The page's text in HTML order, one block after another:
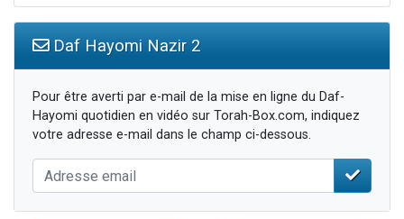
Daf Hayomi Nazir 2
Pour être averti par e-mail de la mise en ligne du Daf-
Hayomi quotidien en vidéo sur Torah-Box.com, indiquez
votre adresse e-mail dans le champ ci-dessous.